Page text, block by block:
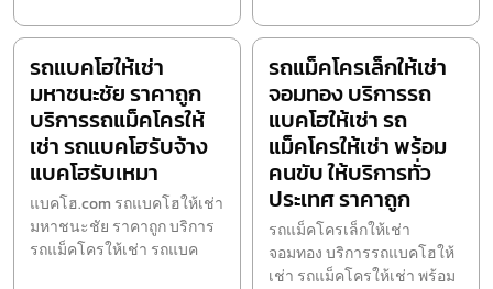
รถแบคโฮให้เช่า
มหาชนะชัย ราคาถูก
บริการรถแม็คโครให้
เช่า รถแบคโฮรับจ้าง
แบคโฮรับเหมา
แบคโฮ.com รถแบคโฮให้เช่า
มหาชนะชัย ราคาถูก บริการ
รถแม็คโครให้เช่า รถแบค
รถแม็คโครเล็กให้เช่า
จอมทอง บริการรถ
แบคโฮให้เช่า รถ
แม็คโครให้เช่า พร้อม
คนขับ ให้บริการทั่ว
ประเทศ ราคาถูก
รถแม็คโครเล็กให้เช่า
จอมทอง บริการรถแบคโฮให้
เช่า รถแม็คโครให้เช่า พร้อม